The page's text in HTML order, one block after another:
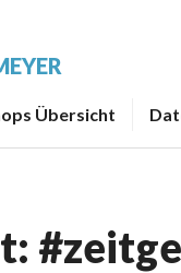
Übersicht